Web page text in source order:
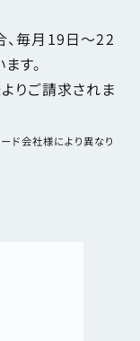
、毎月19日～22
す。
りご請求されま
ド会社様により異なり